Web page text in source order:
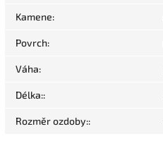
Kamene:
Povrch:
Váha:
Délka::
Rozměr ozdoby::